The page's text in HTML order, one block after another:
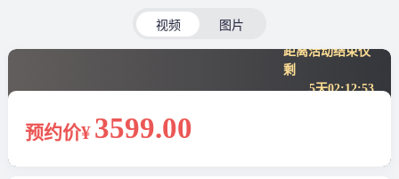
视频
图片
距离活动结束仅
剩
5天02:12:52
预约价¥ 3599.00